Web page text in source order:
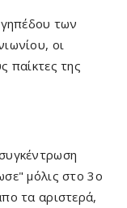
των
οι
παίκτες της
μόλις στο 3ο
τα αριστερά,